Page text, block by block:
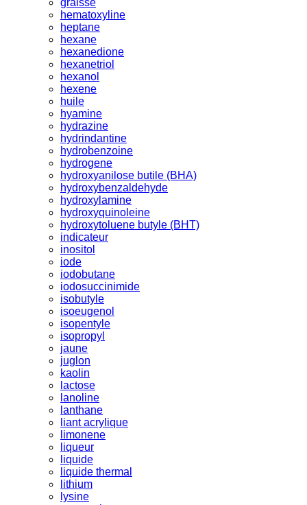
hematoxyline
heptane
hexane
hexanedione
hexanetriol
hexanol
hexene
huile
hyamine
hydrazine
hydrindantine
hydrobenzoine
hydrogene
hydroxyanilose butile (BHA)
hydroxybenzaldehyde
hydroxylamine
hydroxyquinoleine
hydroxytoluene butyle (BHT)
indicateur
inositol
iode
iodobutane
iodosuccinimide
isobutyle
isoeugenol
isopentyle
isopropyl
jaune
juglon
kaolin
lactose
lanoline
lanthane
liant acrylique
limonene
liqueur
liquide
liquide thermal
lithium
lysine